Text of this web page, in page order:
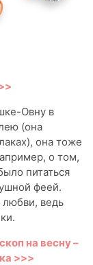
Овну в
(она
она тоже
о том,
питаться
феей.
ведь
на весну –
>>>